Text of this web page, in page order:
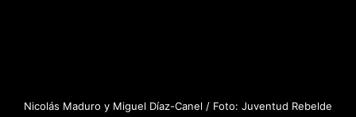
Nicolás Maduro y Miguel Díaz-Canel / Foto: Juventud Rebelde